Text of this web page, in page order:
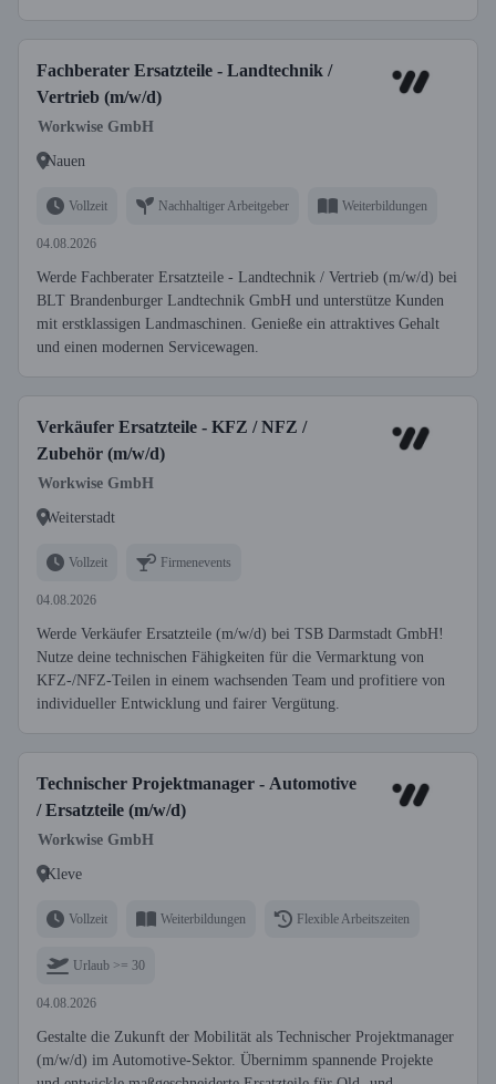
Fachberater Ersatzteile - Landtechnik /
Vertrieb (m/w/d)
Workwise GmbH
Nauen
Vollzeit Nachhaltiger Arbeitgeber Weiterbildungen
04.08.2026
Werde Fachberater Ersatzteile - Landtechnik / Vertrieb (m/w/d) bei
BLT Brandenburger Landtechnik GmbH und unterstütze Kunden
mit erstklassigen Landmaschinen. Genieße ein attraktives Gehalt
und einen modernen Servicewagen.
Verkäufer Ersatzteile - KFZ / NFZ /
Zubehör (m/w/d)
Workwise GmbH
Weiterstadt
Vollzeit Firmenevents
04.08.2026
Werde Verkäufer Ersatzteile (m/w/d) bei TSB Darmstadt GmbH!
Nutze deine technischen Fähigkeiten für die Vermarktung von
KFZ-/NFZ-Teilen in einem wachsenden Team und profitiere von
individueller Entwicklung und fairer Vergütung.
Technischer Projektmanager - Automotive
/ Ersatzteile (m/w/d)
Workwise GmbH
Kleve
Vollzeit Weiterbildungen Flexible Arbeitszeiten
Urlaub >= 30
04.08.2026
Gestalte die Zukunft der Mobilität als Technischer Projektmanager
(m/w/d) im Automotive-Sektor. Übernimm spannende Projekte